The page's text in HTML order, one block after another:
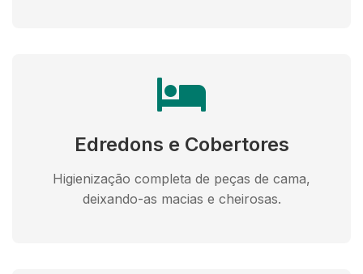
Edredons e Cobertores
Higienização completa de peças de cama,
deixando-as macias e cheirosas.